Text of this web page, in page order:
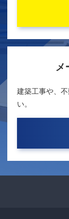
メ
建築工事や、
い。